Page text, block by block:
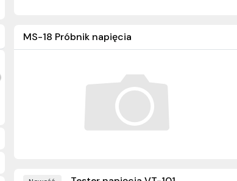
MS-18 Próbnik napięcia